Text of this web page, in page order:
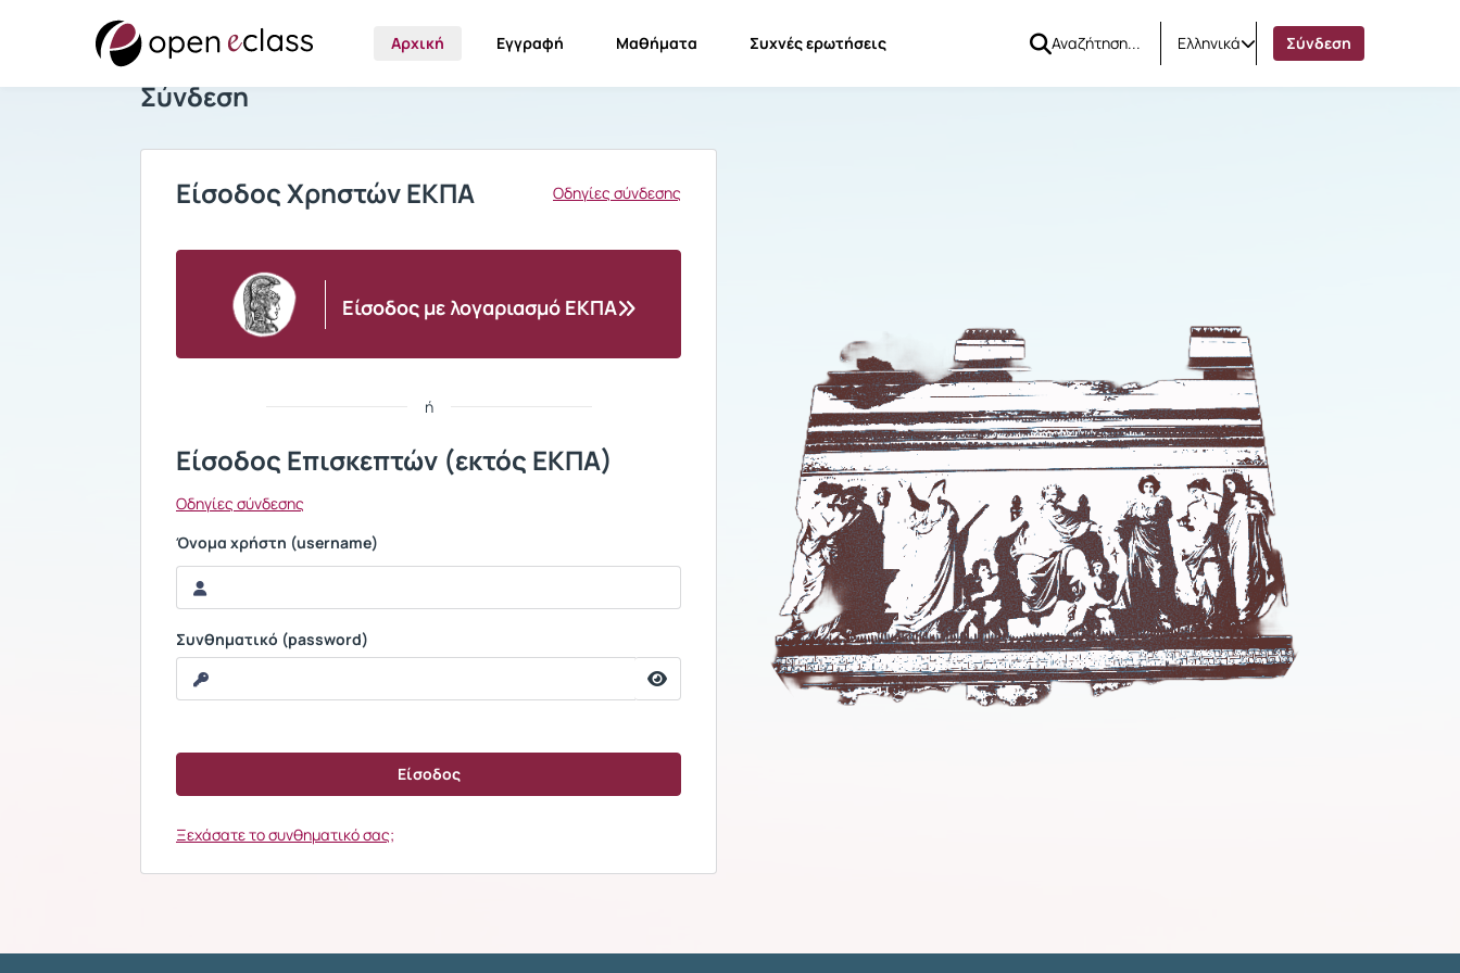
Αρχική Εγγραφή Μαθήματα Συχνές ερωτήσεις Ελληνικά Σύνδεση
Σύνδεση
Είσοδος Χρηστών ΕΚΠΑ Οδηγίες σύνδεσης
Είσοδος με λογαριασμό ΕΚΠΑ
ή
Είσοδος Επισκεπτών (εκτός ΕΚΠΑ)
Οδηγίες σύνδεσης
Όνομα χρήστη (username)
Συνθηματικό (password)
Ξεχάσατε το συνθηματικό σας;